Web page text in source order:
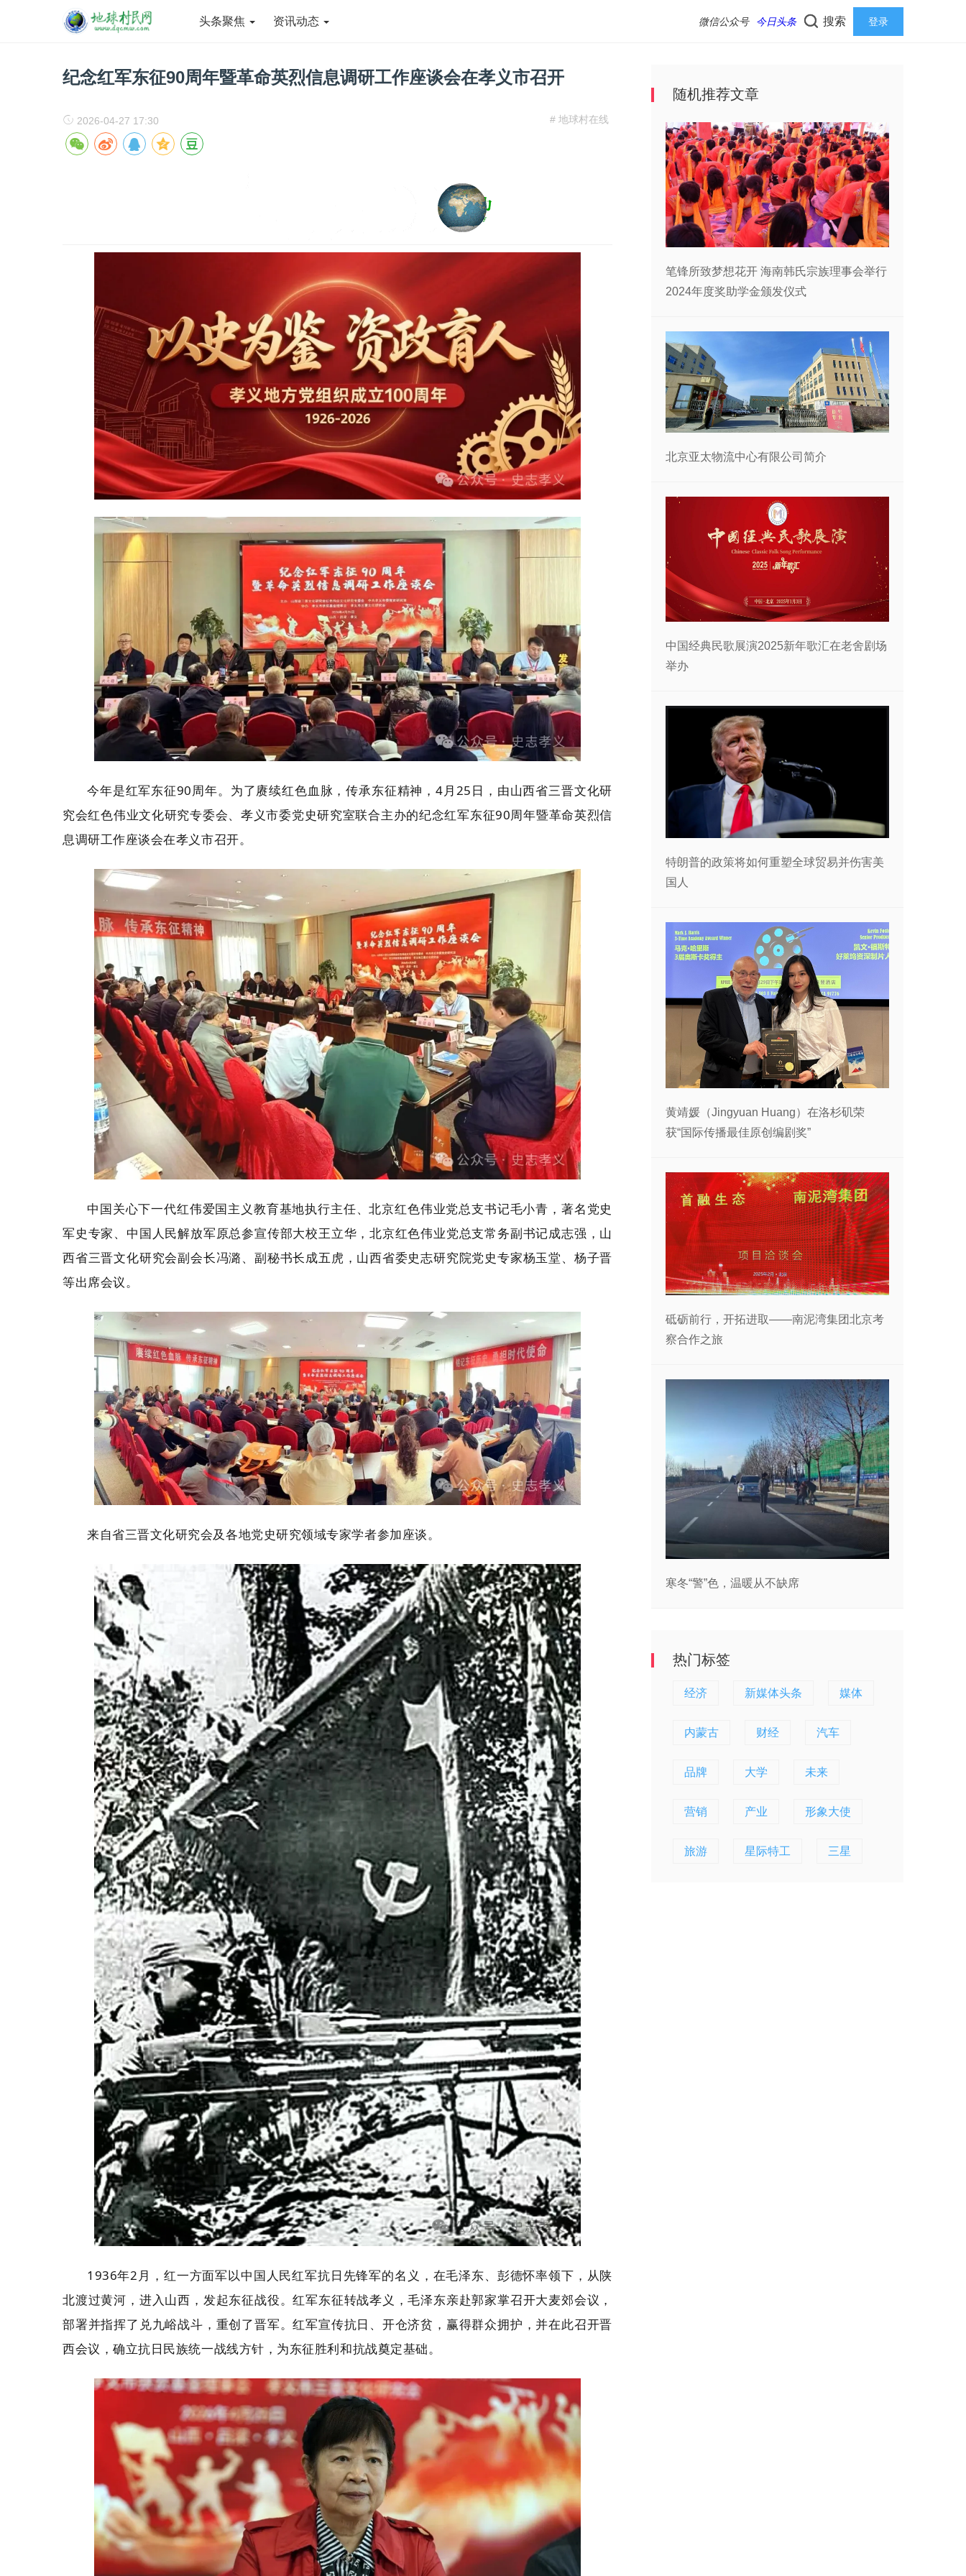
头条聚焦 资讯动态 微信公众号 今日头条 搜索 登录
纪念红军东征90周年暨革命英烈信息调研工作座谈会在孝义市召开
# 地球村在线
2026-04-27 17:30
今年是红军东征90周年。为了赓续红色血脉，传承东征精神，4月25日，由山西省三晋文化研
究会红色伟业文化研究专委会、孝义市委党史研究室联合主办的纪念红军东征90周年暨革命英烈信
息调研工作座谈会在孝义市召开。
中国关心下一代红伟爱国主义教育基地执行主任、北京红色伟业党总支书记毛小青，著名党史
军史专家、中国人民解放军原总参宣传部大校王立华，北京红色伟业党总支常务副书记成志强，山
西省三晋文化研究会副会长冯潞、副秘书长成五虎，山西省委史志研究院党史专家杨玉堂、杨子晋
等出席会议。
来自省三晋文化研究会及各地党史研究领域专家学者参加座谈。
1936年2月，红一方面军以中国人民红军抗日先锋军的名义，在毛泽东、彭德怀率领下，从陕
北渡过黄河，进入山西，发起东征战役。红军东征转战孝义，毛泽东亲赴郭家掌召开大麦郊会议，
部署并指挥了兑九峪战斗，重创了晋军。红军宣传抗日、开仓济贫，赢得群众拥护，并在此召开晋
西会议，确立抗日民族统一战线方针，为东征胜利和抗战奠定基础。
随机推荐文章
笔锋所致梦想花开 海南韩氏宗族理事会举行
2024年度奖助学金颁发仪式
北京亚太物流中心有限公司简介
中国经典民歌展演2025新年歌汇在老舍剧场
举办
特朗普的政策将如何重塑全球贸易并伤害美
国人
黄靖媛（Jingyuan Huang）在洛杉矶荣
获“国际传播最佳原创编剧奖”
砥砺前行，开拓进取——南泥湾集团北京考
察合作之旅
寒冬“警”色，温暖从不缺席
热门标签
经济 新媒体头条 媒体
内蒙古 财经 汽车
品牌 大学 未来
营销 产业 形象大使
旅游 星际特工 三星